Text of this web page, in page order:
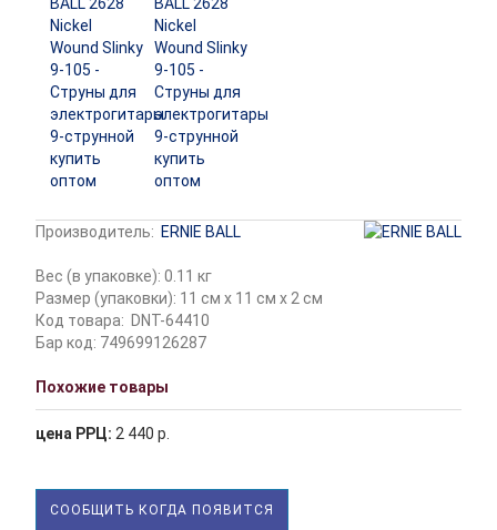
Производитель: ERNIE BALL
Вес (в упаковке): 0.11 кг
Размер (упаковки): 11 см x 11 см x 2 см
Код товара: DNT-64410
Бар код: 749699126287
Похожие товары
цена РРЦ: 2 440 р.
СООБЩИТЬ КОГДА ПОЯВИТСЯ